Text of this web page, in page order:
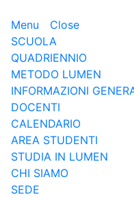
Menu
Close
SCUOLA
QUADRIENNIO
METODO LUMEN
INFORMAZIONI
DOCENTI
CALENDARIO
AREA STUDENTI
STUDIA IN LUMEN
CHI SIAMO
SEDE